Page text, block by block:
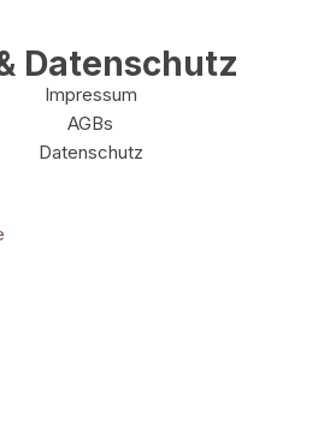
Datenschutz
Impressum
AGBs
Datenschutz